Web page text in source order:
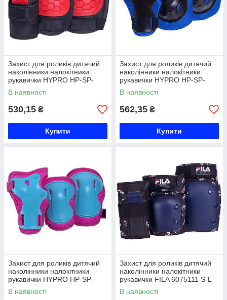
Захист для роликів дитячий
наколінники налокітники
рукавички HYPRO HP-SP-
B104 S-M кольори в
асортименті Код HP-SP-B104
В наявності
530,15 ₴
Купити
Захист для роликів дитячий
наколінники налокітники
рукавички HYPRO HP-SP-
B101A S-M кольори в
асортименті Код HP-SP-
В наявності
562,35 ₴
Купити
Захист для роликів дитячий
наколінники налокітники
рукавички HYPRO HP-SP-
B004 S-M кольори в
асортименті Код HP-SP-B004
В наявності
Захист для роликів дитячий
наколінники налокітники
рукавички FILA 6075111 S-L
кольори в асортименті Код
6075111
В наявності